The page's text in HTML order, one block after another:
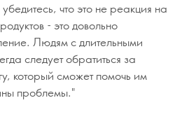
что это не реакция на
- это довольно
Людям с длительными
следует обратиться за
который сможет помочь им
проблемы."